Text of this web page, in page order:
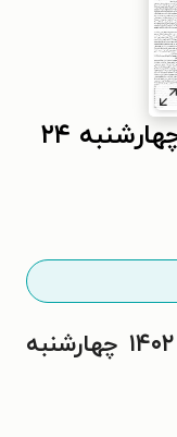
کتاب وطن امروز - ۱۴۰۲ چهارشنبه ۲۴
معرفی روزنامه وطن امروز - ۱۴۰۲ چهارشنبه